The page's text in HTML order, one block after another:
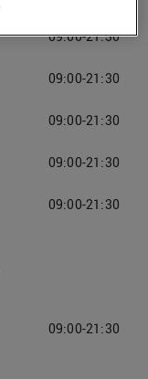
09:00-21:30
09:00-21:30
09:00-21:30
09:00-21:30
09:00-21:30
09:00-21:30